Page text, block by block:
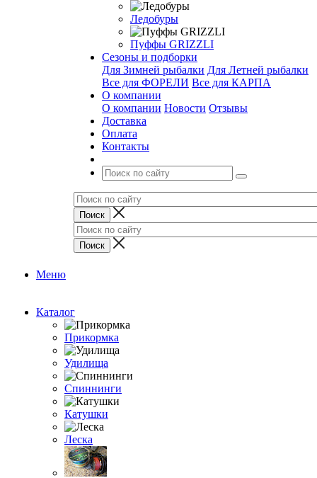
Ледобуры
Пуффы GRIZZLI
Сезоны и подборки
Для Зимней рыбалки Для Летней рыбалки
Все для ФОРЕЛИ Все для КАРПА
О компании
О компании Новости Отзывы
Доставка
Оплата
Контакты
Меню
Каталог
Прикормка
Удилища
Спиннинги
Катушки
Леска